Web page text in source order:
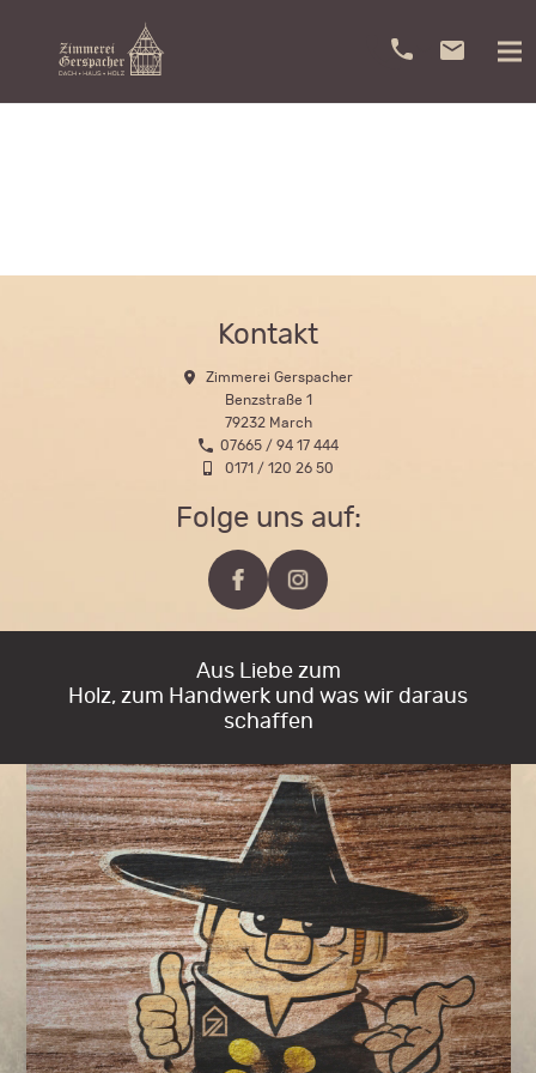
Kontakt
Zimmerei Gerspacher
Benzstraße 1
79232 March
07665 / 94 17 444
0171 / 120 26 50
Folge uns auf:
Aus Liebe zum
Holz, zum Handwerk und was wir daraus
schaffen